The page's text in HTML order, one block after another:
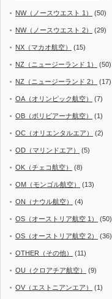
NW（ノースウエスト 1） (50)
NW（ノースウエスト 2） (29)
NX（マカオ航空） (15)
NZ（ニュージーランド 1） (50)
NZ（ニュージーランド 2） (17)
OA（オリンピック航空） (7)
OB（ボリビアーナ航空） (1)
OC（オリエンタルエア） (2)
OD（マリンドエア） (5)
OK（チェコ航空） (8)
OM（モンゴル航空） (13)
ON（ナウル航空） (4)
OS（オーストリア航空 1） (50)
OS（オーストリア航空 2） (36)
OTHER（その他） (11)
OU（クロアチア航空） (9)
OV（エストニアンエア） (1)